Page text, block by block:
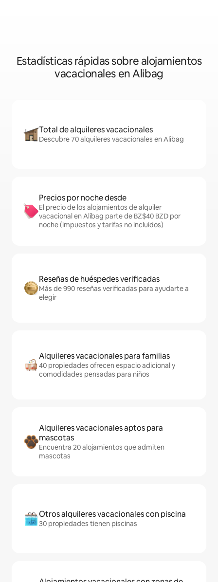
Estadísticas rápidas sobre alojamientos
vacacionales en Alibag
Total de alquileres vacacionales
Descubre 70 alquileres vacacionales en Alibag
Precios por noche desde
El precio de los alojamientos de alquiler
vacacional en Alibag parte de BZ$40 BZD por
noche (impuestos y tarifas no incluidos)
Reseñas de huéspedes verificadas
Más de 990 reseñas verificadas para ayudarte a
elegir
Alquileres vacacionales para familias
40 propiedades ofrecen espacio adicional y
comodidades pensadas para niños
Alquileres vacacionales aptos para
mascotas
Encuentra 20 alojamientos que admiten
mascotas
Otros alquileres vacacionales con piscina
30 propiedades tienen piscinas